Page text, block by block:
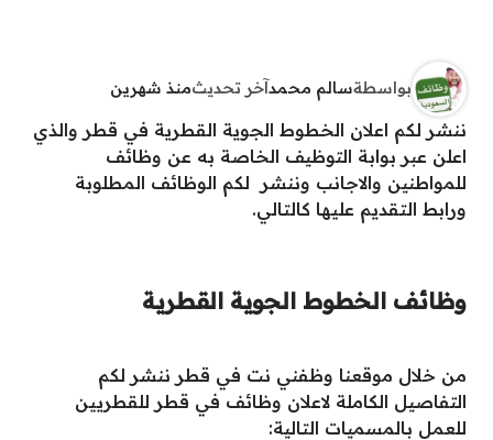
بواسطةسالم محمدآخر تحديثمنذ شهرين
ننشر لكم اعلان الخطوط الجوية القطرية في قطر والذي
اعلن عبر بوابة التوظيف الخاصة به عن وظائف
للمواطنين والاجانب وننشر لكم الوظائف المطلوبة
ورابط التقديم عليها كالتالي.
وظائف الخطوط الجوية القطرية
من خلال موقعنا وظفني نت في قطر ننشر لكم
التفاصيل الكاملة لاعلان وظائف في قطر للقطريين
للعمل بالمسميات التالية: